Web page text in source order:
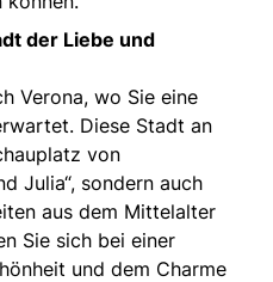
der Liebe und
Verona, wo Sie eine
Diese Stadt an
von
Julia“, sondern auch
aus dem Mittelalter
Sie sich bei einer
und dem Charme